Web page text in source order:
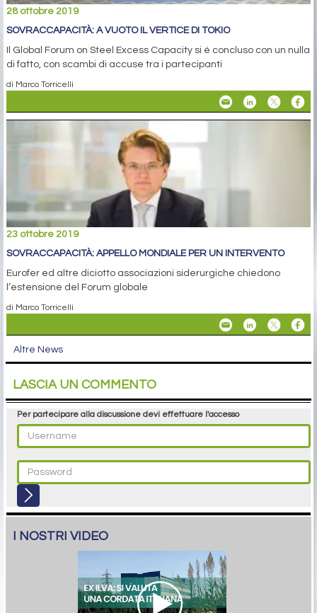
28 ottobre 2019
SOVRACCAPACITÀ: A VUOTO IL VERTICE DI TOKIO
Il Global Forum on Steel Excess Capacity si è concluso con un nulla
di fatto, con scambi di accuse tra i partecipanti
di Marco Torricelli
23 ottobre 2019
SOVRACCAPACITÀ: APPELLO MONDIALE PER UN INTERVENTO
Eurofer ed altre diciotto associazioni siderurgiche chiedono
l’estensione del Forum globale
di Marco Torricelli
Altre News
LASCIA UN COMMENTO
Per partecipare alla discussione devi effettuare l'accesso
I NOSTRI VIDEO